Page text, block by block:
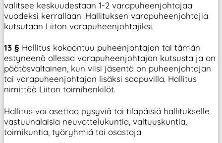
valitsee keskuudestaan 1-2 varapuheenjohtajaa
vuodeksi kerrallaan. Hallituksen varapuheenjohtajia
kutsutaan Liiton varapuheenjohtajiksi.
13 § Hallitus kokoontuu puheenjohtajan tai tämän
estyneenä ollessa varapuheenjohtajan kutsusta ja on
päätösvaltainen, kun viisi jäsentä on puheenjohtajan
tai varapuheenjohtajan lisäksi saapuvilla. Hallitus
nimittää Liiton toimihenkilöt.
Hallitus voi asettaa pysyviä tai tilapäisiä hallitukselle
vastuunalaisia neuvottelukuntia, valtuuskuntia,
toimikuntia, työryhmiä tai osastoja.